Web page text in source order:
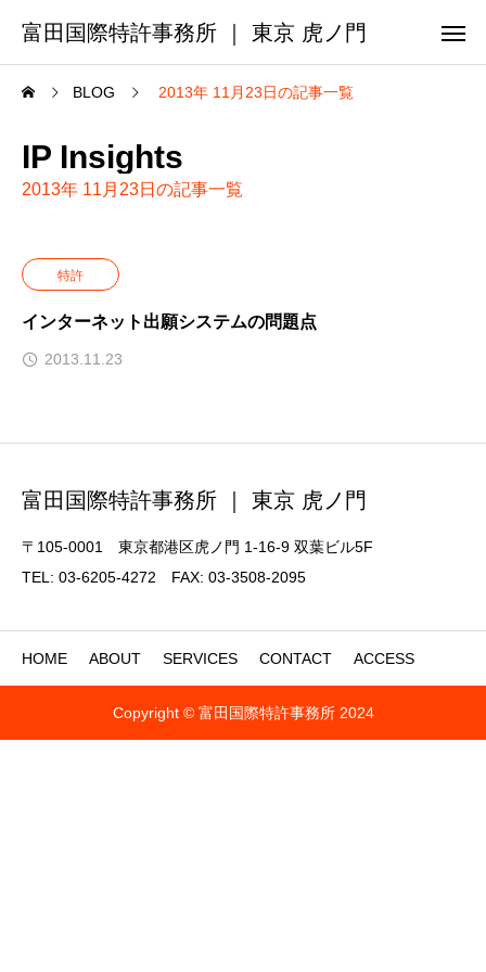
富田国際特許事務所 ｜ 東京 虎ノ門
BLOG 2013年 11月23日の記事一覧
IP Insights
2013年 11月23日の記事一覧
特許
インターネット出願システムの問題点
2013.11.23
富田国際特許事務所 ｜ 東京 虎ノ門
〒105-0001 東京都港区虎ノ門 1-16-9 双葉ビル5F
TEL: 03-6205-4272 FAX: 03-3508-2095
HOME ABOUT SERVICES CONTACT ACCESS
Copyright © 富田国際特許事務所 2024